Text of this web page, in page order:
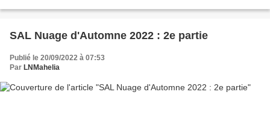
SAL Nuage d'Automne 2022 : 2e partie
Publié le 20/09/2022 à 07:53
Par LNMahelia